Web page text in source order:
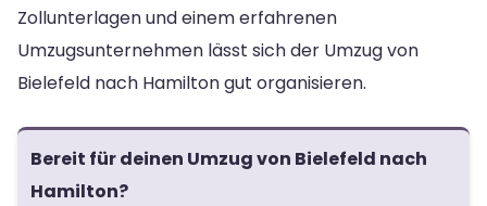
Zollunterlagen und einem erfahrenen
Umzugsunternehmen lässt sich der Umzug von
Bielefeld nach Hamilton gut organisieren.
Bereit für deinen Umzug von Bielefeld nach
Hamilton?